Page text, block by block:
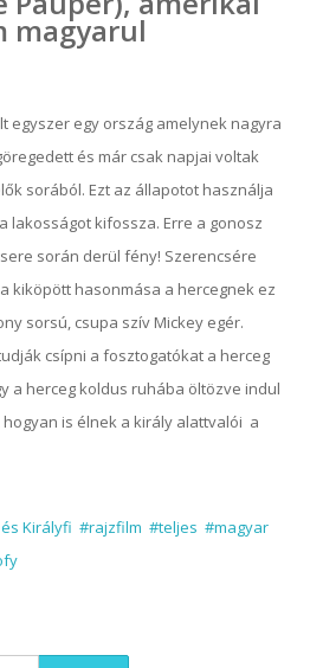
magyarul
egyszer egy ország amelynek nagyra
és már csak napjai voltak
sorából. Ezt az állapotot használja
lakosságot kifossza. Erre a gonosz
során derül fény! Szerencsére
kiköpött hasonmása a hercegnek ez
sorsú, csupa szív Mickey egér.
csípni a fosztogatókat a herceg
a herceg koldus ruhába öltözve indul
is élnek a király alattvalói a
Királyfi #rajzfilm #teljes #magyar